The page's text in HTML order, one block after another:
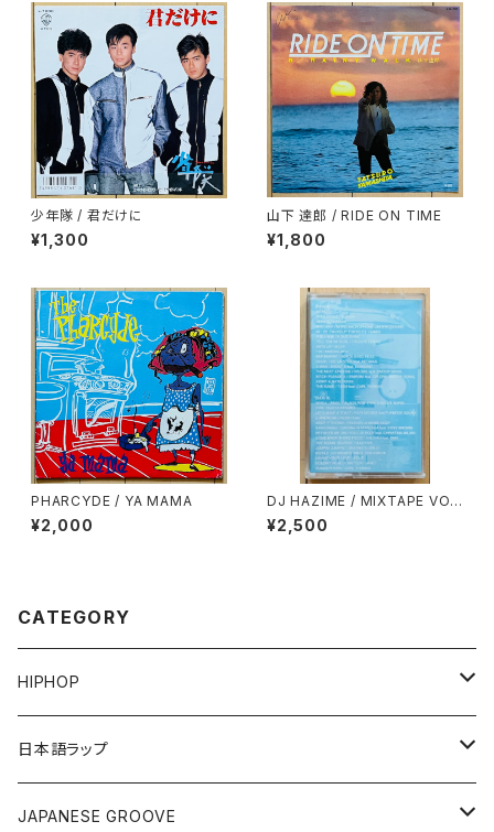
少年隊 / 君だけに
¥1,300
山下 達郎 / RIDE ON TIME
¥1,800
PHARCYDE / YA MAMA
¥2,000
DJ HAZIME / MIXTAPE VO
L.7
¥2,500
CATEGORY
HIPHOP
12"/7"
80'S OLD SCHOOL
LP
日本語ラップ
12"/7"
JAPANESE GROOVE